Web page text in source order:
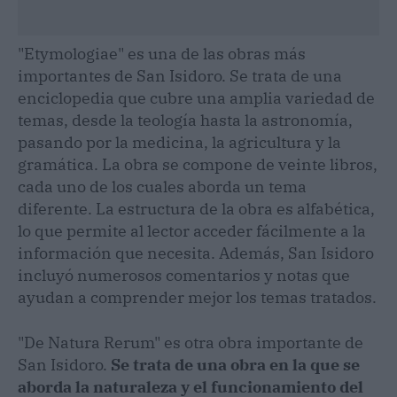
"Etymologiae" es una de las obras más
importantes de San Isidoro. Se trata de una
enciclopedia que cubre una amplia variedad de
temas, desde la teología hasta la astronomía,
pasando por la medicina, la agricultura y la
gramática. La obra se compone de veinte libros,
cada uno de los cuales aborda un tema
diferente. La estructura de la obra es alfabética,
lo que permite al lector acceder fácilmente a la
información que necesita. Además, San Isidoro
incluyó numerosos comentarios y notas que
ayudan a comprender mejor los temas tratados.
"De Natura Rerum" es otra obra importante de
San Isidoro. Se trata de una obra en la que se
aborda la naturaleza y el funcionamiento del